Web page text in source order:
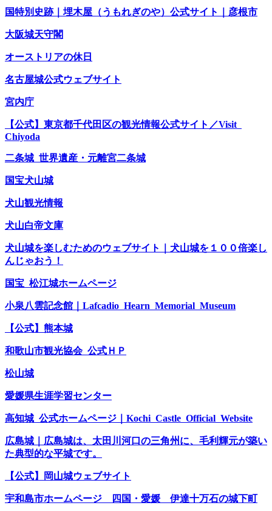
国特別史跡｜埋木屋（うもれぎのや）公式サイト｜彦根市
大阪城天守閣
オーストリアの休日
名古屋城公式ウェブサイト
宮内庁
【公式】東京都千代田区の観光情報公式サイト／Visit
Chiyoda
二条城 世界遺産・元離宮二条城
国宝犬山城
犬山観光情報
犬山白帝文庫
犬山城を楽しむためのウェブサイト｜犬山城を１００倍楽し
んじゃおう！
国宝 松江城ホームページ
小泉八雲記念館｜Lafcadio Hearn Memorial Museum
【公式】熊本城
和歌山市観光協会 公式ＨＰ
松山城
愛媛県生涯学習センター
高知城 公式ホームページ｜Kochi Castle Official Website
広島城｜広島城は、太田川河口の三角州に、毛利輝元が築い
た典型的な平城です。
【公式】岡山城ウェブサイト
宇和島市ホームページ 四国・愛媛 伊達十万石の城下町